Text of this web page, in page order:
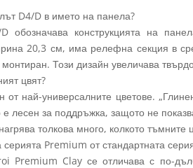
D4/D в името на панела?
обозначава конструкцията на
20,3 см, има релефна секция в
монтиран. Този дизайн увеличава
цвят?
от най-универсалните цветове.
лесен за поддръжка, защото не
толкова много, колкото тъмните
Premium от стандартната
Premium Clay се отличава с по-